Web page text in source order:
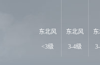
东北风
<3级
东北风
3-4级